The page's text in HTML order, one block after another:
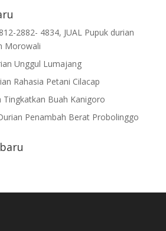
2882- 4834, JUAL Pupuk durian
Morowali
Unggul Lumajang
Rahasia Petani Cilacap
Tingkatkan Buah Kanigoro
Penambah Berat Probolinggo